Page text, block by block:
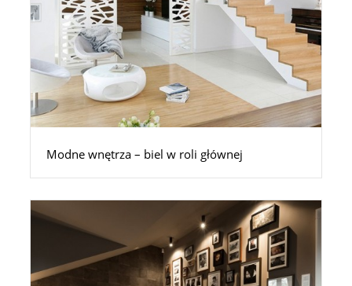
Modne wnętrza – biel w roli głównej